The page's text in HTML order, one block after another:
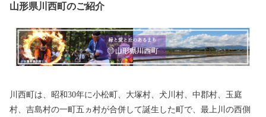
山形県川西町のご紹介
川西町は、昭和30年に小松町、大塚村、犬川村、中郡村、玉庭
村、吉島村の一町五ヵ村が合併して誕生した町で、最上川の西側